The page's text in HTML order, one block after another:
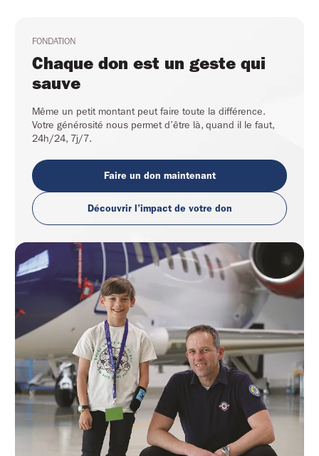
FONDATION
Chaque don est un geste qui
sauve
Même un petit montant peut faire toute la différence.
Votre générosité nous permet d’être là, quand il le faut,
24h/24, 7j/7.
Faire un don maintenant
Découvrir l’impact de votre don